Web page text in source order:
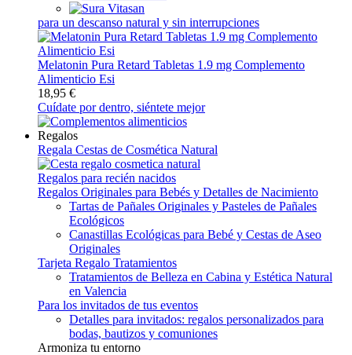
para un descanso natural y sin interrupciones
Melatonin Pura Retard Tabletas 1.9 mg Complemento
Alimenticio Esi
18,95 €
Cuídate por dentro, siéntete mejor
Regalos
Regala Cestas de Cosmética Natural
Regalos para recién nacidos
Regalos Originales para Bebés y Detalles de Nacimiento
Tartas de Pañales Originales y Pasteles de Pañales
Ecológicos
Canastillas Ecológicas para Bebé y Cestas de Aseo
Originales
Tarjeta Regalo Tratamientos
Tratamientos de Belleza en Cabina y Estética Natural
en Valencia
Para los invitados de tus eventos
Detalles para invitados: regalos personalizados para
bodas, bautizos y comuniones
Armoniza tu entorno